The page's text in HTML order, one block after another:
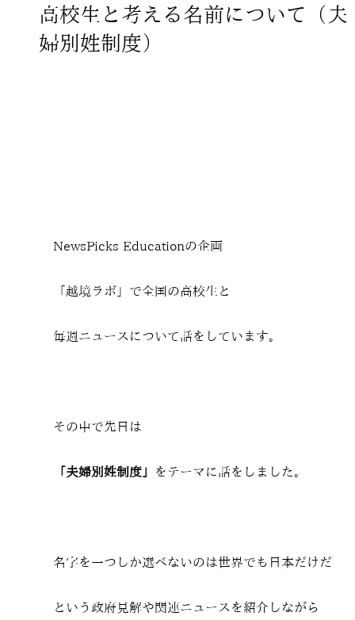
高校生と考える名前について（夫
婦別姓制度）
NewsPicks Educationの企画
「越境ラボ」で全国の高校生と
毎週ニュースについて話をしています。
その中で先日は
「夫婦別姓制度」 をテーマに話をしました。
名字を一つしか選べないのは世界でも日本だけだ
という政府見解や関連ニュースを紹介しながら